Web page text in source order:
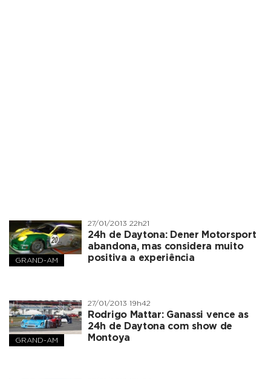
GRAND-AM
27/01/2013 22h21
24h de Daytona: Dener Motorsport
abandona, mas considera muito
positiva a experiência
GRAND-AM
27/01/2013 19h42
Rodrigo Mattar: Ganassi vence as
24h de Daytona com show de
Montoya